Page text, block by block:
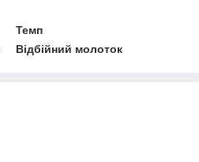
Темп
Відбійний молоток